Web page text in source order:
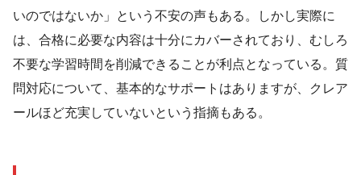
いのではないか」という不安の声もある。しかし実際に
は、合格に必要な内容は十分にカバーされており、むしろ
不要な学習時間を削減できることが利点となっている。質
問対応について、基本的なサポートはありますが、クレア
ールほど充実していないという指摘もある。